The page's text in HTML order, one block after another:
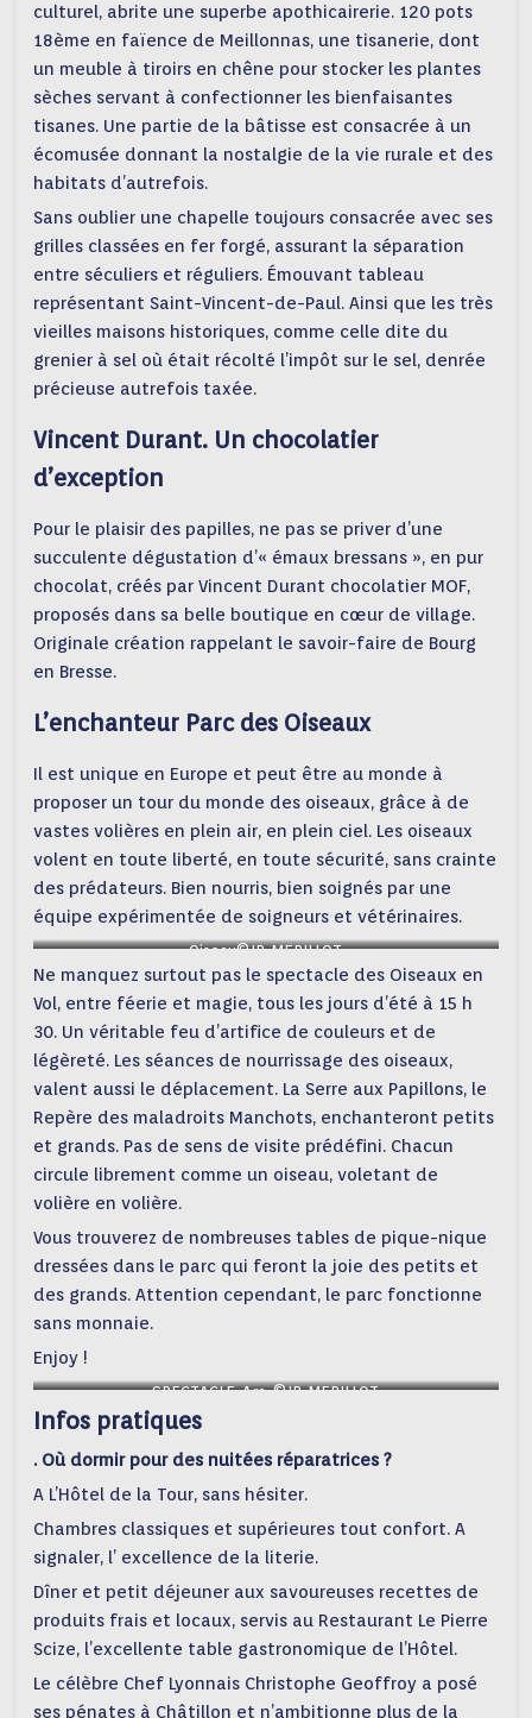
culturel, abrite une superbe apothicairerie. 120 pots
18ème en faïence de Meillonnas, une tisanerie, dont
un meuble à tiroirs en chêne pour stocker les plantes
sèches servant à confectionner les bienfaisantes
tisanes. Une partie de la bâtisse est consacrée à un
écomusée donnant la nostalgie de la vie rurale et des
habitats d’autrefois.
Sans oublier une chapelle toujours consacrée avec ses
grilles classées en fer forgé, assurant la séparation
entre séculiers et réguliers. Émouvant tableau
représentant Saint-Vincent-de-Paul. Ainsi que les très
vieilles maisons historiques, comme celle dite du
grenier à sel où était récolté l’impôt sur le sel, denrée
précieuse autrefois taxée.
Vincent Durant. Un chocolatier
d’exception
Pour le plaisir des papilles, ne pas se priver d’une
succulente dégustation d’« émaux bressans », en pur
chocolat, créés par Vincent Durant chocolatier MOF,
proposés dans sa belle boutique en cœur de village.
Originale création rappelant le savoir-faire de Bourg
en Bresse.
L’enchanteur Parc des Oiseaux
Il est unique en Europe et peut être au monde à
proposer un tour du monde des oiseaux, grâce à de
vastes volières en plein air, en plein ciel. Les oiseaux
volent en toute liberté, en toute sécurité, sans crainte
des prédateurs. Bien nourris, bien soignés par une
équipe expérimentée de soigneurs et vétérinaires.
Oiseau©JB MERILLOT
Ne manquez surtout pas le spectacle des Oiseaux en
Vol, entre féerie et magie, tous les jours d’été à 15 h
30. Un véritable feu d’artifice de couleurs et de
légèreté. Les séances de nourrissage des oiseaux,
valent aussi le déplacement. La Serre aux Papillons, le
Repère des maladroits Manchots, enchanteront petits
et grands. Pas de sens de visite prédéfini. Chacun
circule librement comme un oiseau, voletant de
volière en volière.
Vous trouverez de nombreuses tables de pique-nique
dressées dans le parc qui feront la joie des petits et
des grands. Attention cependant, le parc fonctionne
sans monnaie.
Enjoy !
SPECTACLE_Ara_©JB MERILLOT
Infos pratiques
. Où dormir pour des nuitées réparatrices ?
A L’Hôtel de la Tour, sans hésiter.
Chambres classiques et supérieures tout confort. A
signaler, l’ excellence de la literie.
Dîner et petit déjeuner aux savoureuses recettes de
produits frais et locaux, servis au Restaurant Le Pierre
Scize, l’excellente table gastronomique de l’Hôtel.
Le célèbre Chef Lyonnais Christophe Geoffroy a posé
ses pénates à Châtillon et n’ambitionne plus de la